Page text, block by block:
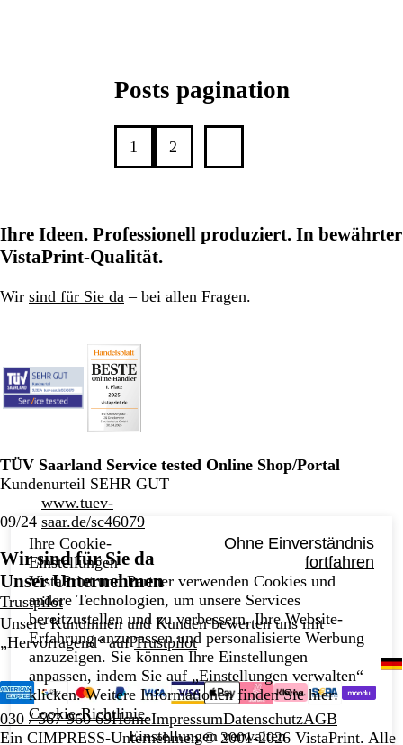
Posts pagination
1 2
Ihre Ideen. Professionell produziert. In bewährter
VistaPrint-Qualität.
Wir sind für Sie da – bei allen Fragen.
TÜV Saarland Service tested Online Shop/Portal
Kundenurteil SEHR GUT
09/24
www.tuev-
saar.de/sc46079
Wir sind für Sie da
Unser Unternehmen
Trustpilot
Unsere Kundinnen und Kunden bewerten uns mit
„Hervorragend“ aufTrustpilot
030 / 567 960 69HomeImpressumDatenschutzAGB
Ein CIMPRESS-Unternehmen© 2001-2026 VistaPrint. Alle
Ihre Cookie-
Einstellungen
Ohne Einverständnis
fortfahren
VistaPrint und Partner verwenden Cookies und
andere Technologien, um unsere Services
bereitzustellen und zu verbessern, Ihre Website-
Erfahrung anzupassen und personalisierte Werbung
anzuzeigen. Sie können Ihre Einstellungen
anpassen, indem Sie auf „Einstellungen verwalten“
klicken. Weitere Informationen finden Sie hier:
Cookie-Richtlinie.
Einstellungen verwalten